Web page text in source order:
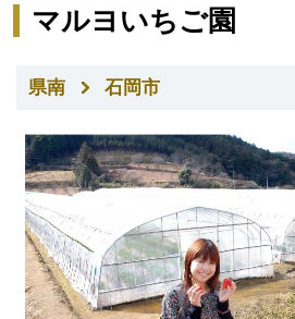
マルヨいちご園
県南 石岡市